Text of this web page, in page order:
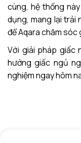
cùng, hệ thống
dụng, mang lại trải
để Aqara chăm sóc
Với giải pháp giấc
hưởng giấc ngủ
nghiệm ngay hôm